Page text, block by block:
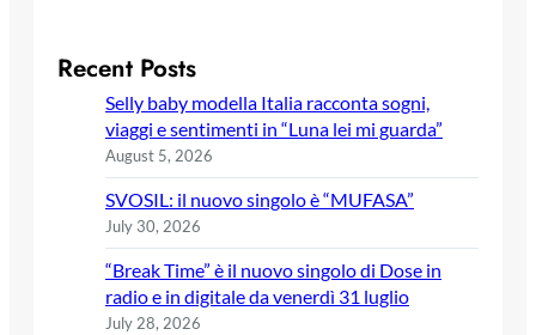
Recent Posts
Selly baby modella Italia racconta sogni,
viaggi e sentimenti in “Luna lei mi guarda”
August 5, 2026
SVOSIL: il nuovo singolo è “MUFASA”
July 30, 2026
“Break Time” è il nuovo singolo di Dose in
radio e in digitale da venerdì 31 luglio
July 28, 2026